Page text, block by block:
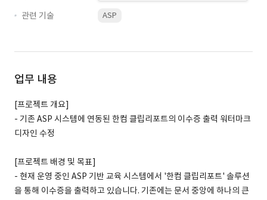
관련 기술
ASP
업무 내용
[프로젝트 개요]
- 기존 ASP 시스템에 연동된 한컴 클립리포트의 이수증 출력 워터마크
디자인 수정
[프로젝트 배경 및 목표]
- 현재 운영 중인 ASP 기반 교육 시스템에서 '한컴 클립리포트' 솔루션
을 통해 이수증을 출력하고 있습니다. 기존에는 문서 중앙에 하나의 큰